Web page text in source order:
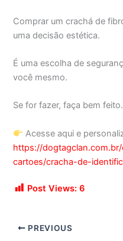
Comprar um crachá de
uma decisão estética.
É uma escolha de
você mesmo.
Se for fazer, faça bem feito.
Acesse aqui e
https://
cartoes/cracha-de-
Post Views: 6
PREVIOUS